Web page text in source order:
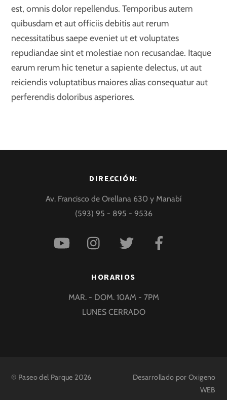
est, omnis dolor repellendus. Temporibus autem
quibusdam et aut officiis debitis aut rerum
necessitatibus saepe eveniet ut et voluptates
repudiandae sint et molestiae non recusandae. Itaque
earum rerum hic tenetur a sapiente delectus, ut aut
reiciendis voluptatibus maiores alias consequatur aut
perferendis doloribus asperiores.
Back
DIRECCIÓN:
Av. Francisco de Orellana 630 y Manabí
(593) 95 - 895 - 9536
HORARIOS
MAR. - DOM. 10AM - 7PM
LUNES CERRADO
© Paseo del Parque 2026 Desarrollado porOxigeno
WEB